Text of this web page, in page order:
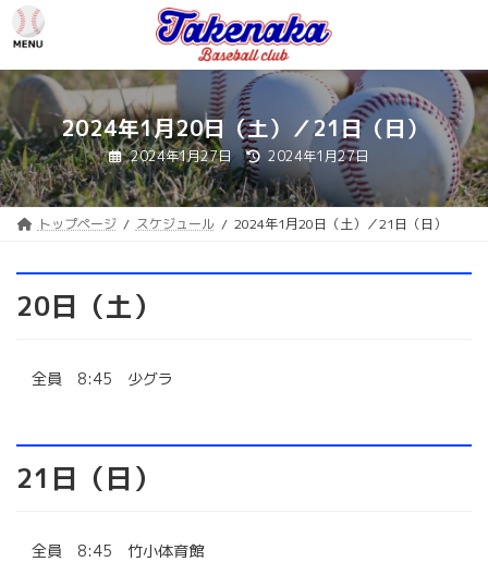
テ
ン
ツ
へ
ス
キ
ッ
プ
ゲ
ー
シ
ョ
ン
に
移
動
2024年1月20日（土）／21日（日）
2024年1月27日 最
更
新
日
時
:
2024年1月27日
トップページ スケジュール 2024年1月20日（土）／21日（日）
20日（土）
全員 8:45 少グラ
21日（日）
全員 8:45 竹小体育館